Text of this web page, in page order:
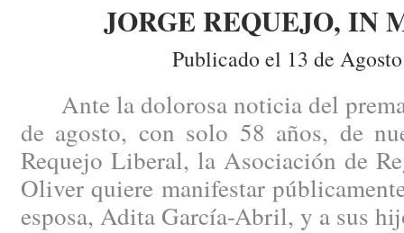
JORGE REQUEJO, IN
Publicado el 13 de
Ante la dolorosa noticia del
de agosto, con solo 58 años, de
Requejo Liberal, la Asociación de
Oliver quiere manifestar
esposa, Adita García-Abril, y a sus